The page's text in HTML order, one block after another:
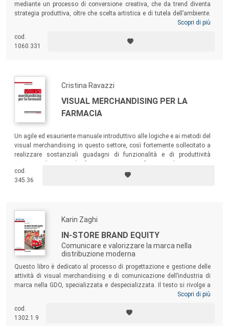
mediante un processo di conversione creativa, che da trend diventa
strategia produttiva, oltre che scelta artistica e di tutela dell’ambiente.
Il volume prende in considerazione le tendenze espresse dalle nuove
rispettive influenze sul ciclo di vita del prodotto e dei materiali, nonché
una serie di esempi concreti. Un libro per studenti, professionisti o
Scopri di più
cod.
1060.331
Cristina Ravazzi
VISUAL MERCHANDISING PER LA
FARMACIA
Un agile ed esauriente manuale introduttivo alle logiche e ai metodi del
visual merchandising in questo settore, così fortemente sollecitato a
realizzare sostanziali guadagni di funzionalità e di produttività
dimensione nelle diverse realtà di mercato.
cod.
345.36
Karin Zaghi
IN-STORE BRAND EQUITY
Comunicare e valorizzare la marca nella
distribuzione moderna
Questo libro è dedicato al processo di progettazione e gestione delle
attività di visual merchandising e di comunicazione dell’industria di
marca nella GDO, specializzata e despecializzata. Il testo si rivolge a
chi si occupa della comunicazione del punto vendita e nel punto
operatori della distribuzione e dell’industria, alle agenzie, ai produttori
di materiali POP e agli studenti universitari e di master.
Scopri di più
cod.
1302.1.9